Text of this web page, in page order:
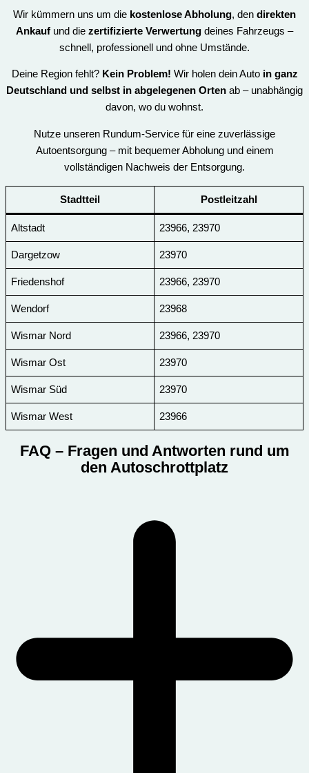
Wir kümmern uns um die kostenlose Abholung, den direkten
Ankauf und die zertifizierte Verwertung deines Fahrzeugs –
schnell, professionell und ohne Umstände.
Deine Region fehlt? Kein Problem! Wir holen dein Auto in ganz
Deutschland und selbst in abgelegenen Orten ab – unabhängig
davon, wo du wohnst.
Nutze unseren Rundum-Service für eine zuverlässige
Autoentsorgung – mit bequemer Abholung und einem
vollständigen Nachweis der Entsorgung.
Stadtteil Postleitzahl
Altstadt 23966, 23970
Dargetzow 23970
Friedenshof 23966, 23970
Wendorf 23968
Wismar Nord 23966, 23970
Wismar Ost 23970
Wismar Süd 23970
Wismar West 23966
FAQ – Fragen und Antworten rund um
den Autoschrottplatz